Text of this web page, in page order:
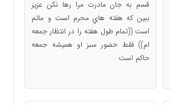
قسم به جان مادرت مرا رها نكن عزيز
ببين كه هفته هاي محرم است و ماتم
است ((تمام طول هفته را در انتظار جمعه
ام)) فقط حضور سبز او هميشه جمعه
حاكم است